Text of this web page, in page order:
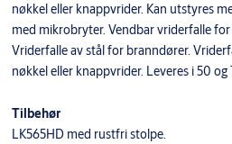
nøkkel eller knappvrider. Kan utstyres
med mikrobryter. Vendbar vriderfalle
Vriderfalle av stål for branndører.
nøkkel eller knappvrider. Leveres i 50
Tilbehør
LK565HD med rustfri stolpe.